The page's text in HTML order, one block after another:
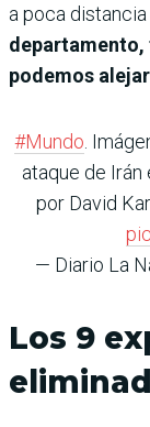
a poca distancia
departamento,
podemos
#Mundo .
ataque de Irán
por David
— Diario La
Los 9